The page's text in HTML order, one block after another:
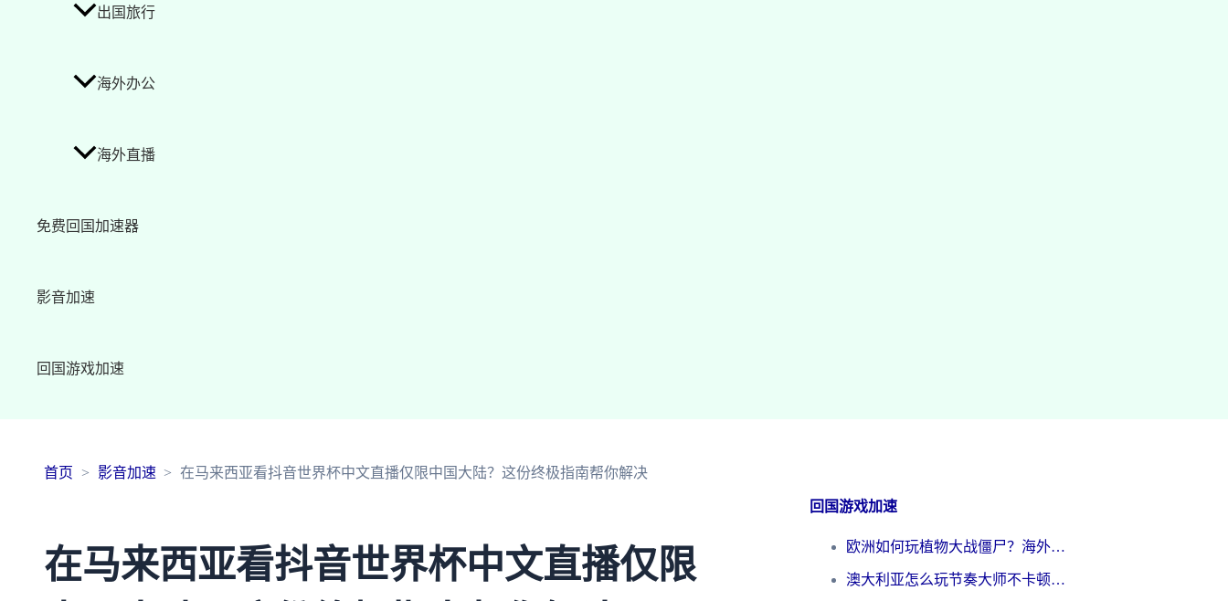
出国旅行
海外办公
海外直播
免费回国加速器
影音加速
回国游戏加速
首页 影音加速 在马来西亚看抖音世界杯中文直播仅限中国大陆？这份终极指南帮你解决
在马来西亚看抖音世界杯中文直播仅限
回国游戏加速
欧洲如何玩植物大战僵尸？海外党国服游戏加速避坑指南（附实测对比）
澳大利亚怎么玩节奏大师不卡顿？海外党国服游戏加速终极指南